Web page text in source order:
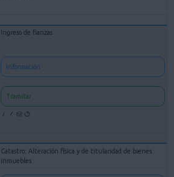
Ingreso de fianzas
Información
Tramitar
Catastro: Alteración física y de titularidad de bienes
inmuebles